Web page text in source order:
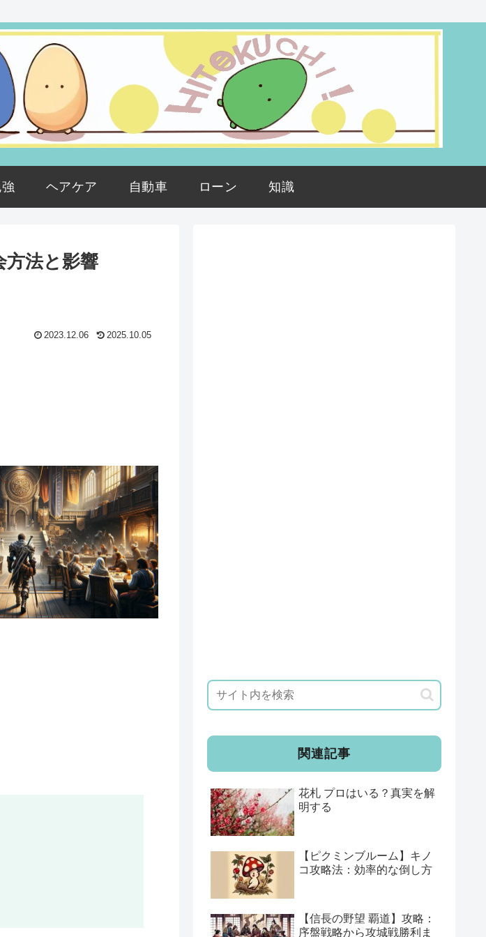
ヘアケア 自動車 ローン 知識
方法と影響
2023.12.06 2025.10.05
関連記事
花札 プロはいる？真実を解
明する
【ピクミンブルーム】キノ
コ攻略法：効率的な倒し方
【信長の野望 覇道】攻略：
序盤戦略から攻城戦勝利ま